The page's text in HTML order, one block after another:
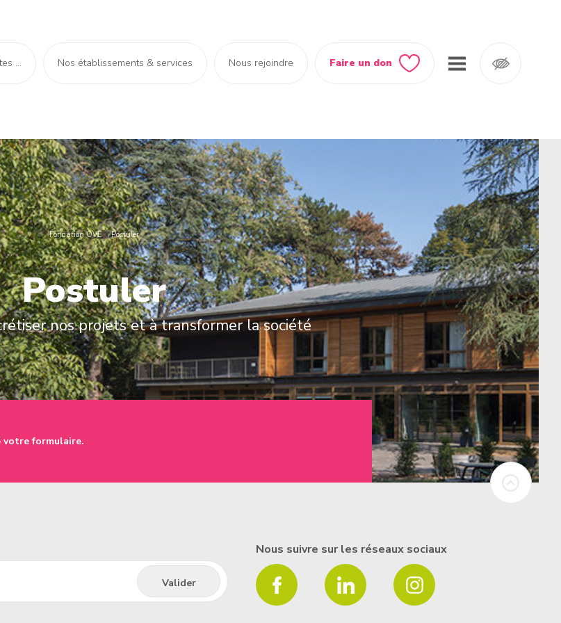
... Nos établissements & services Nous rejoindre Faire un don
Fondation OVE Postuler
Postuler
nos projets et à transformer la société
votre formulaire.
Nous suivre sur les réseaux sociaux